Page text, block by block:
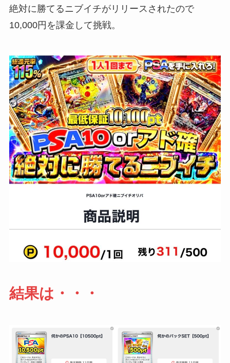
絶対に勝てるニブイチがリリースされたので
10,000円を課金して挑戦。
結果は・・・